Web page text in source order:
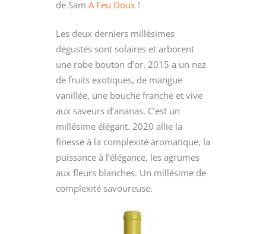
de Sam A Feu Doux !
Les deux derniers millésimes
dégustés sont solaires et arborent
une robe bouton d’or. 2015 a un nez
de fruits exotiques, de mangue
vanillée, une bouche franche et vive
aux saveurs d’ananas. C’est un
millésime élégant. 2020 allie la
finesse à la complexité aromatique, la
puissance à l’élégance, les agrumes
aux fleurs blanches. Un millésime de
complexité savoureuse.